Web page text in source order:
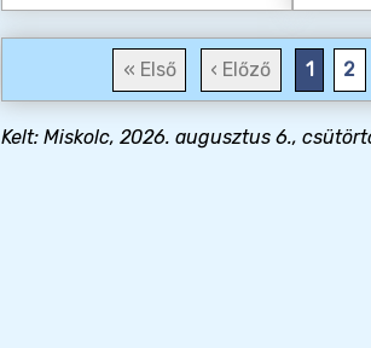
« Első ‹ Előző 1 2
Kelt: Miskolc, 2026. augusztus 6.,